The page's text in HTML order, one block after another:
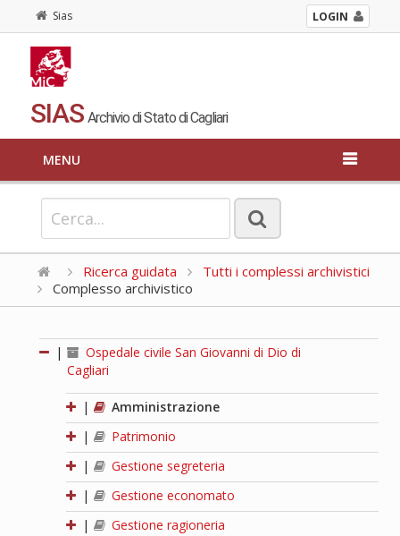
Sias LOGIN
SIAS Archivio di Stato di Cagliari
MENU
Ricerca guidata
Tutti i complessi archivistici
Complesso archivistico
|
Ospedale civile San Giovanni di Dio di
Cagliari
|
Amministrazione
|
Patrimonio
|
Gestione segreteria
|
Gestione economato
|
Gestione ragioneria